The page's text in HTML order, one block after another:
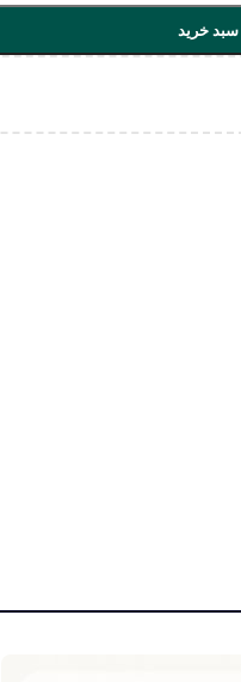
سبد خرید